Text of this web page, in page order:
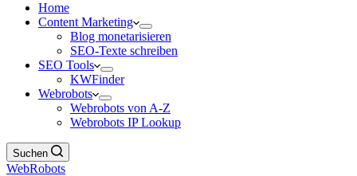
Home
Content Marketing
Blog monetarisieren
SEO-Texte schreiben
SEO Tools
KWFinder
Webrobots
Webrobots von A-Z
Webrobots IP Lookup
Suchen
WebRobots